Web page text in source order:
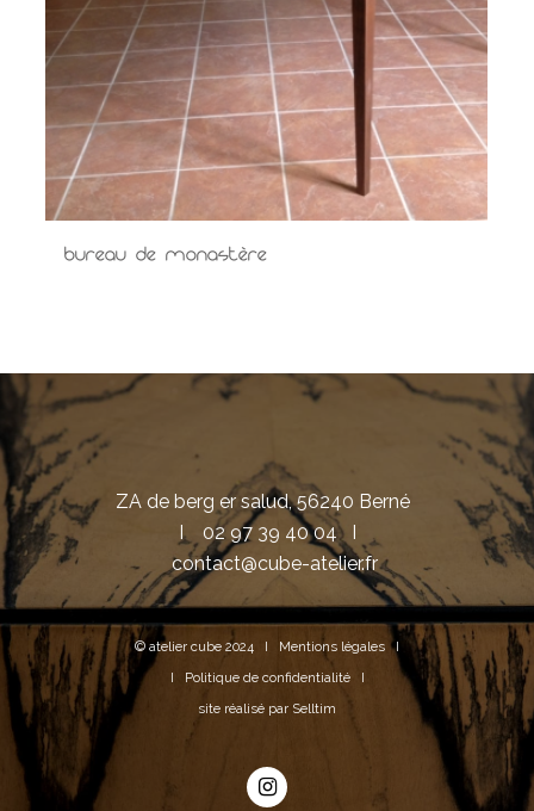
Bureau de monastère
ZA de berg er salud, 56240 Berné
I 02 97 39 40 04I
contact@cube-atelier.fr
© atelier cube 2024 I Mentions légales I
I
Politique de confidentialitéI
site réalisé par Selltim
instagram